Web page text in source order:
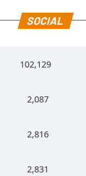
SOCIAL
102,129
2,087
2,816
2,831